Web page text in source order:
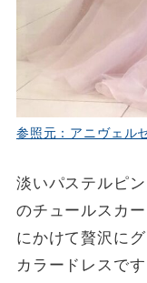
参照元：アニヴェル
淡いパステルピ
のチュールスカ
にかけて贅沢に
カラードレスで